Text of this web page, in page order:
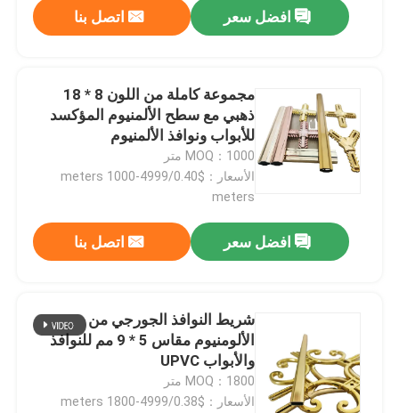
افضل سعر اتصل بنا
مجموعة كاملة من اللون 8 * 18
ذهبي مع سطح الألمنيوم المؤكسد
للأبواب ونوافذ الألمنيوم
MOQ：1000 متر
الأسعار：$0.40/meters 1000-4999
meters
افضل سعر اتصل بنا
شريط النوافذ الجورجي من
الألومنيوم مقاس 5 * 9 مم للنوافذ
والأبواب UPVC
MOQ：1800 متر
الأسعار：$0.38/meters 1800-4999